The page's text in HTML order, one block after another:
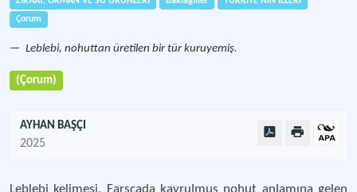
Çorum
Leblebi, nohuttan üretilen bir tür kuruyemiş.
(Çorum)
AYHAN BAŞÇI
2025
Leblebi kelimesi, Farsçada kavrulmuş nohut anlamına gelen